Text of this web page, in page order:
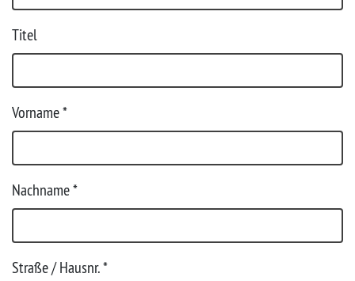
Titel
Vorname*
Nachname*
Straße / Hausnr.*